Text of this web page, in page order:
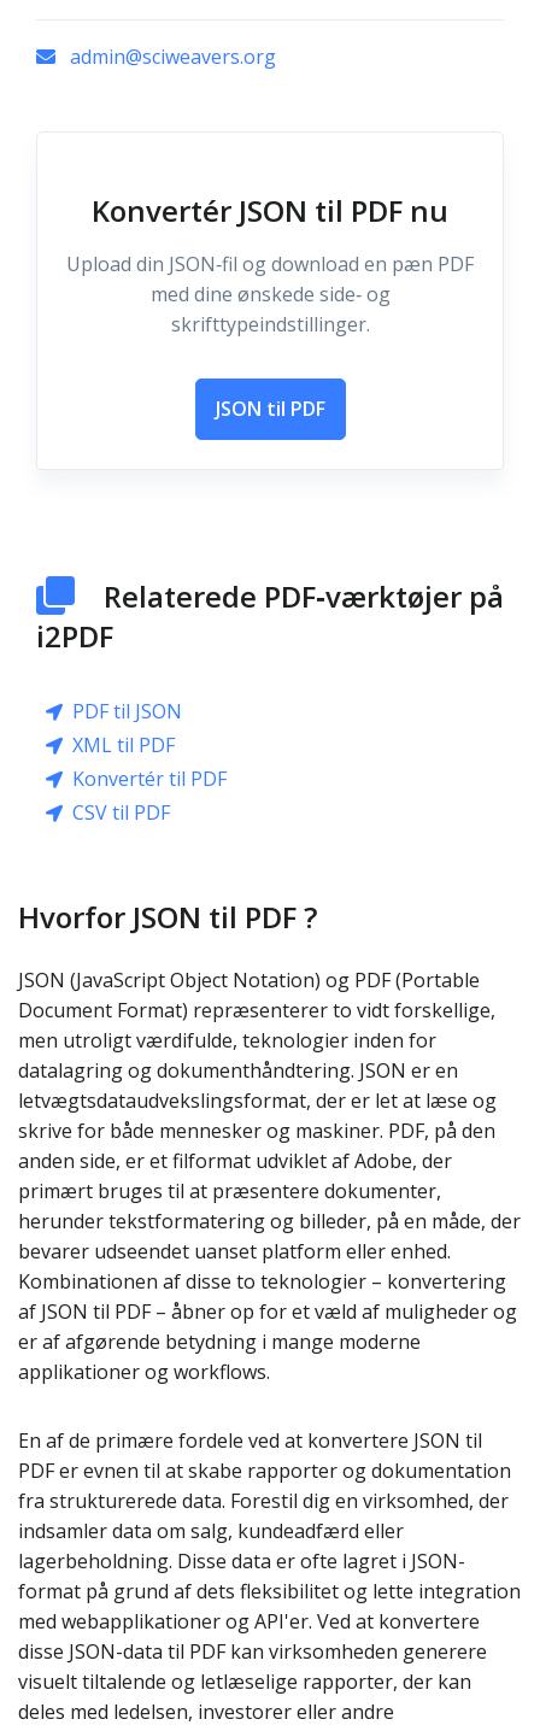
admin@sciweavers.org
Konvertér JSON til PDF nu
Upload din JSON‑fil og download en pæn PDF
med dine ønskede side‑ og
skrifttypeindstillinger.
JSON til PDF
Relaterede PDF‑værktøjer på
i2PDF
PDF til JSON
XML til PDF
Konvertér til PDF
CSV til PDF
Hvorfor JSON til PDF ?
JSON (JavaScript Object Notation) og PDF (Portable
Document Format) repræsenterer to vidt forskellige,
men utroligt værdifulde, teknologier inden for
datalagring og dokumenthåndtering. JSON er en
letvægtsdataudvekslingsformat, der er let at læse og
skrive for både mennesker og maskiner. PDF, på den
anden side, er et filformat udviklet af Adobe, der
primært bruges til at præsentere dokumenter,
herunder tekstformatering og billeder, på en måde, der
bevarer udseendet uanset platform eller enhed.
Kombinationen af disse to teknologier – konvertering
af JSON til PDF – åbner op for et væld af muligheder og
er af afgørende betydning i mange moderne
applikationer og workflows.
En af de primære fordele ved at konvertere JSON til
PDF er evnen til at skabe rapporter og dokumentation
fra strukturerede data. Forestil dig en virksomhed, der
indsamler data om salg, kundeadfærd eller
lagerbeholdning. Disse data er ofte lagret i JSON-
format på grund af dets fleksibilitet og lette integration
med webapplikationer og API'er. Ved at konvertere
disse JSON-data til PDF kan virksomheden generere
visuelt tiltalende og letlæselige rapporter, der kan
deles med ledelsen, investorer eller andre